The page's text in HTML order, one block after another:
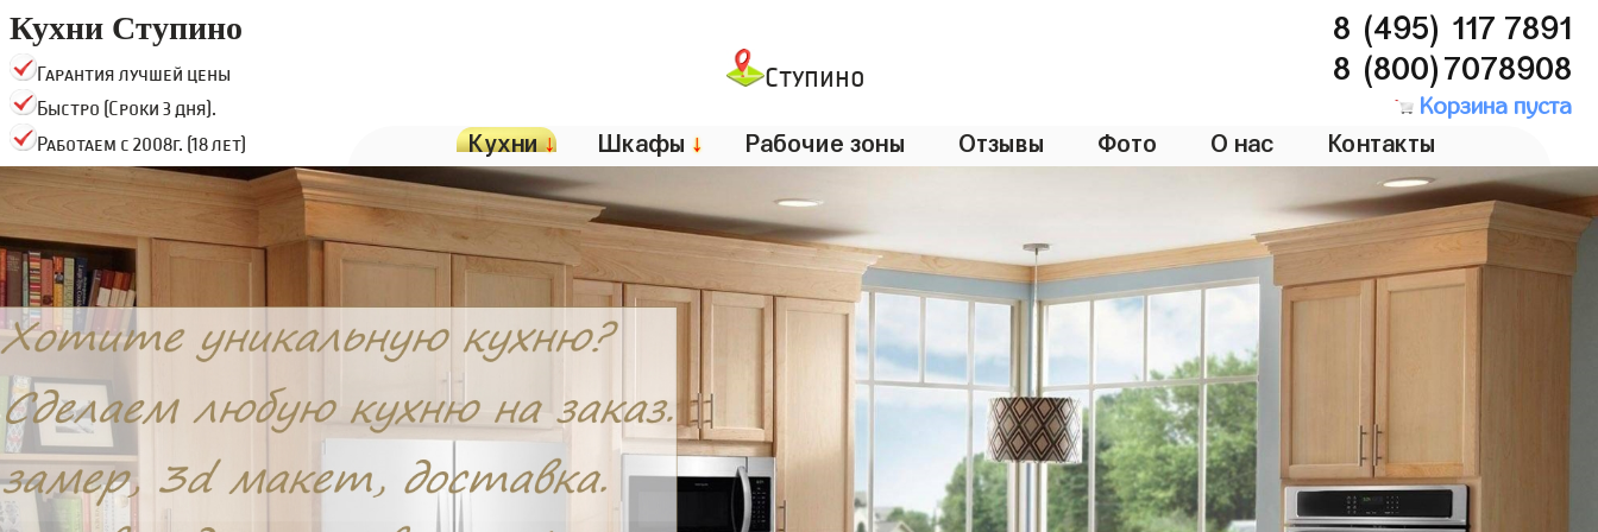
Кухни Ступино
Гарантия лучшей цены
Быстро (Сроки 3 дня).
Работаем с 2008г. (18 лет)
Ступино
8 (495) 117 7891
8 (800)7078908
Корзина пуста
Кухни↓ Шкафы ↓ Рабочие зоны Отзывы Фото О нас Контакты